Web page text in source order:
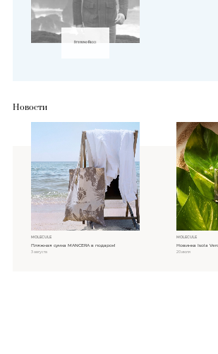
Новости
MOLECULE
Пляжная сумка MANCERA в подарок!
3 августа
MOLECULE
Новинка Isola
20 июля